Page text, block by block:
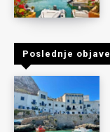
Poslednje objave